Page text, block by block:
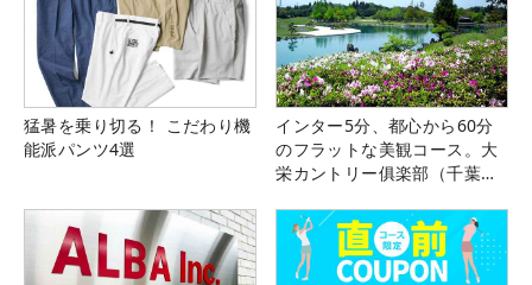
猛暑を乗り切る！ こだわり機
能派パンツ4選
インター5分、都心から60分
のフラットな美観コース。大
栄カントリー俱楽部（千葉